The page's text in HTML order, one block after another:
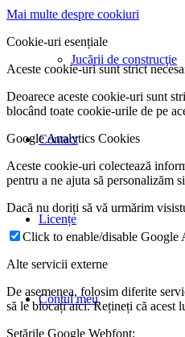
Jucării de construcţie
Contact
Licențe
Contul meu
Mai multe despre cookiuri
Cookie-uri esențiale
Aceste cookie-uri sunt strict
Deoarece aceste cookie-uri sunt
blocând toate cookie-urile de pe
Google Analytics Cookies
Aceste cookie-uri colectează
pentru a ne ajuta să personalizăm
Dacă nu doriți să vă urmărim
Click to enable/disable Google
Alte servicii externe
De asemenea, folosim diferite
să le blocați aici. Rețineți că acest
Setările Google Webfont: